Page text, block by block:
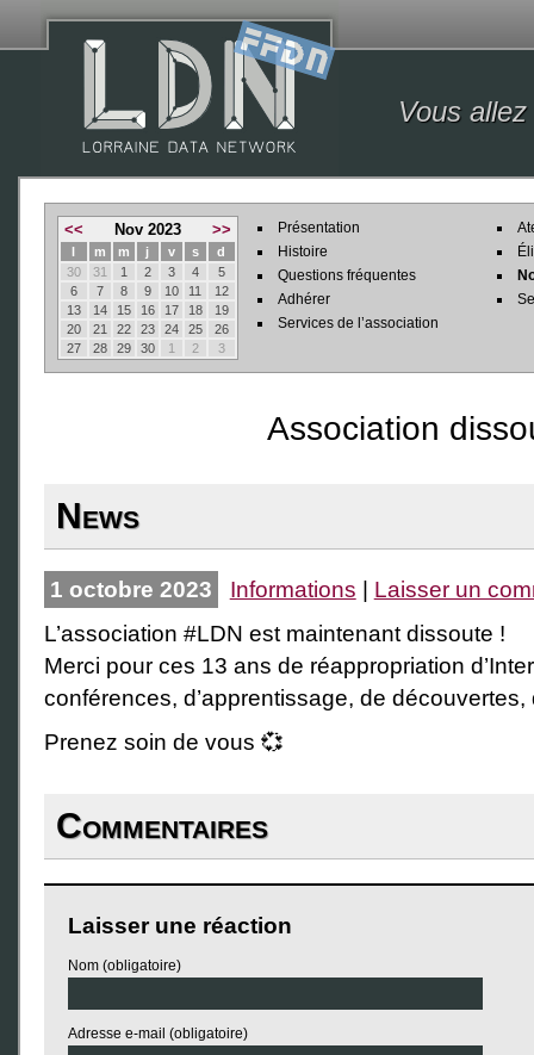
Vous
<< Nov 2023 >>
l m m j v s
d
30
31 1 2 3 4
5
6
7 8 9 10 11
12
13
14 15 16 17 18
19
20
21 22 23 24 25
26
27
28 29 30 1 2 3
Présentation
Histoire
Questions fréquentes
Adhérer
Services de l’association
Association
News
1 octobre 2023 Informations
Laisser un
L’association #LDN est maintenant dissoute !
Merci pour ces 13 ans de réappropriation
conférences, d’apprentissage, de découvertes,
Prenez soin de vous 💞
Commentaires
Laisser une réaction
Nom (obligatoire)
Adresse e-mail (obligatoire)